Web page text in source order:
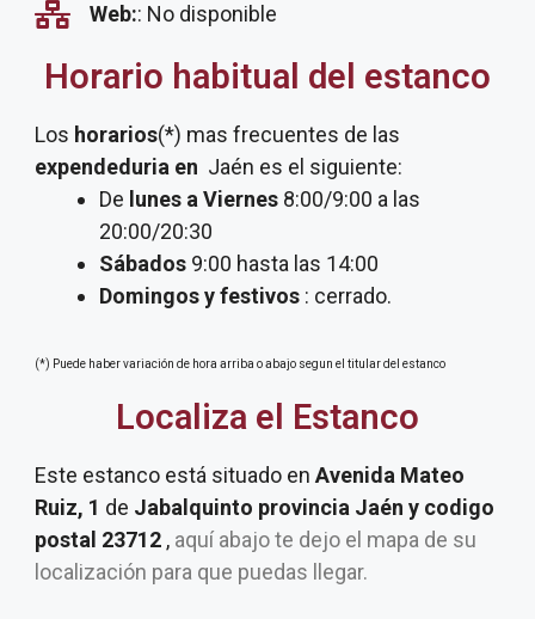
Web:: No disponible
Horario habitual del estanco
Los horarios(*) mas frecuentes de las
expendeduria en Jaén es el siguiente:
De lunes a Viernes 8:00/9:00 a las
20:00/20:30
Sábados 9:00 hasta las 14:00
Domingos y festivos : cerrado.
(*) Puede haber variación de hora arriba o abajo segun el titular del estanco
Localiza el Estanco
Este estanco está situado en Avenida Mateo
Ruiz, 1 de Jabalquinto provincia Jaén y codigo
postal 23712 , aquí abajo te dejo el mapa de su
localización para que puedas llegar.